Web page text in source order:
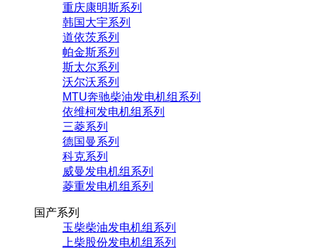
重庆康明斯系列
韩国大宇系列
道依茨系列
帕金斯系列
斯太尔系列
沃尔沃系列
MTU奔驰柴油发电机组系列
依维柯发电机组系列
三菱系列
德国曼系列
科克系列
威曼发电机组系列
菱重发电机组系列
国产系列
玉柴柴油发电机组系列
上柴股份发电机组系列